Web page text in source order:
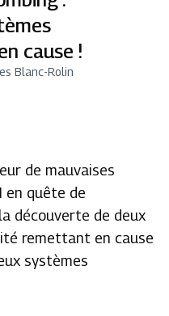
cause !
Blanc-Rolin
de mauvaises
en quête de
découverte de deux
remettant en cause
systèmes